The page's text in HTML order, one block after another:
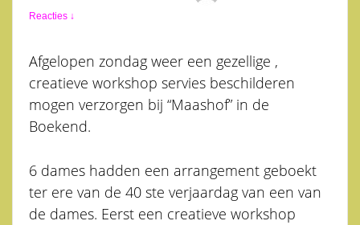
Reacties ↓
Afgelopen zondag weer een gezellige ,
creatieve workshop servies beschilderen
mogen verzorgen bij “Maashof” in de
Boekend.
6 dames hadden een arrangement geboekt
ter ere van de 40 ste verjaardag van een van
de dames. Eerst een creatieve workshop